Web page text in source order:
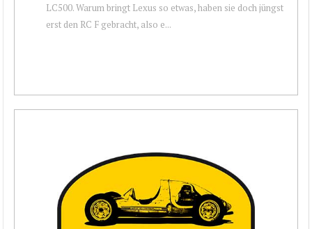
LC500. Warum bringt Lexus so etwas, haben sie doch jüngst
erst den RC F gebracht, also e...